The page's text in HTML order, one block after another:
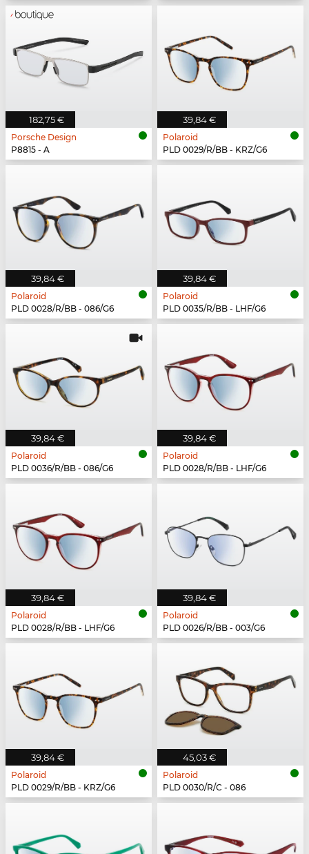
182,75 €
Porsche Design
P8815 - A
39,84 €
Polaroid
PLD 0029/R/BB - KRZ/G6
39,84 €
Polaroid
PLD 0028/R/BB - 086/G6
39,84 €
Polaroid
PLD 0035/R/BB - LHF/G6
39,84 €
Polaroid
PLD 0036/R/BB - 086/G6
39,84 €
Polaroid
PLD 0028/R/BB - LHF/G6
39,84 €
Polaroid
PLD 0028/R/BB - LHF/G6
39,84 €
Polaroid
PLD 0026/R/BB - 003/G6
39,84 €
Polaroid
PLD 0029/R/BB - KRZ/G6
45,03 €
Polaroid
PLD 0030/R/C - 086